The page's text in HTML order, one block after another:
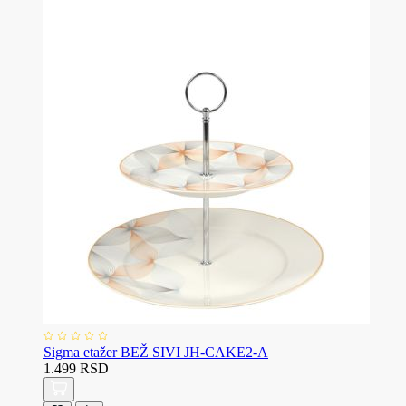
Sigma etažer BEŽ SIVI JH-CAKE2-A
1.499 RSD